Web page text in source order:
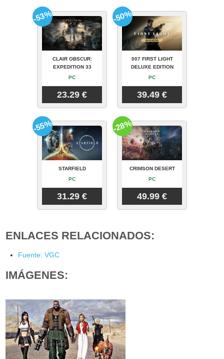
CLAIR OBSCUR:
EXPEDITION 33
PC
23.29 €
-53%
007 FIRST LIGHT
DELUXE EDITION
PC
39.49 €
-50%
STARFIELD
PC
31.29 €
-55%
CRIMSON DESERT
PC
49.99 €
-28%
ENLACES RELACIONADOS:
Fuente: VGC
IMÁGENES: